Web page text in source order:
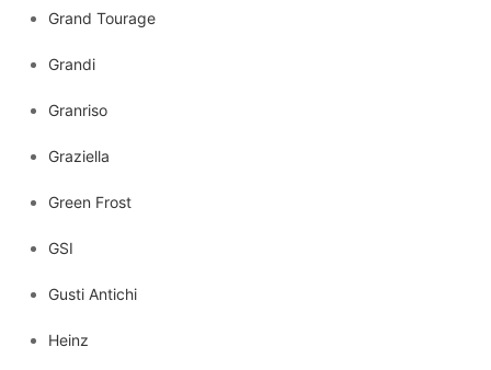
Grand Tourage
Grandi
Granriso
Graziella
Green Frost
GSI
Gusti Antichi
Heinz